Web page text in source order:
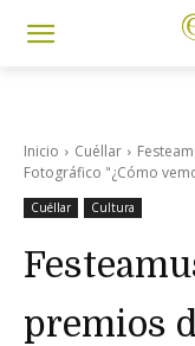
Inicio Cuéllar
Fotográfico "¿Cómo
Cuéllar Cultura
premios